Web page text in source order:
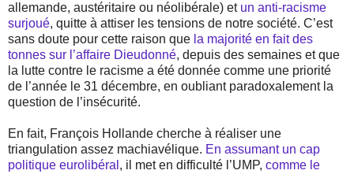
allemande, austéritaire ou néolibérale) et un anti-racisme
surjoué, quitte à attiser les tensions de notre société. C’est
sans doute pour cette raison que la majorité en fait des
tonnes sur l’affaire Dieudonné, depuis des semaines et que
la lutte contre le racisme a été donnée comme une priorité
de l’année le 31 décembre, en oubliant paradoxalement la
question de l’insécurité.
En fait, François Hollande cherche à réaliser une
triangulation assez machiavélique. En assumant un cap
politique eurolibéral , il met en difficulté l’UMP, comme le